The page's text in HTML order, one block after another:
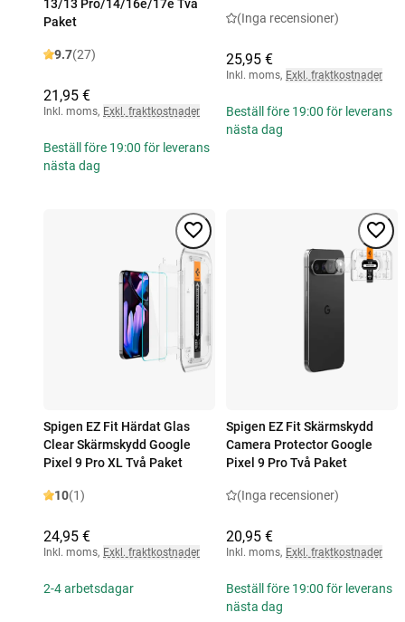
13/13 Pro/14/16e/17e Två
Paket
9.7(27)
21,95 €
Inkl. moms, Exkl. fraktkostnader
Beställ före 19:00 för leverans
nästa dag
(Inga recensioner)
25,95 €
Inkl. moms, Exkl. fraktkostnader
Beställ före 19:00 för leverans
nästa dag
Spigen EZ Fit Härdat Glas
Clear Skärmskydd Google
Pixel 9 Pro XL Två Paket
10(1)
24,95 €
Inkl. moms, Exkl. fraktkostnader
2-4 arbetsdagar
Spigen EZ Fit Skärmskydd
Camera Protector Google
Pixel 9 Pro Två Paket
(Inga recensioner)
20,95 €
Inkl. moms, Exkl. fraktkostnader
Beställ före 19:00 för leverans
nästa dag